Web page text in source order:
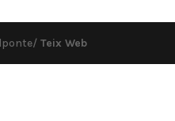
Teix Web